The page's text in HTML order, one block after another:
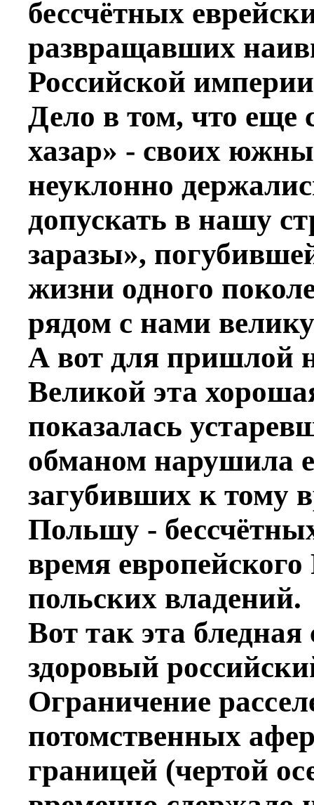
бессчётных
развращавших
Российской
Дело в том, что еще
хазар» - своих
неуклонно
допускать в нашу
заразы»,
жизни одного
рядом с нами
А вот для пришлой
Великой эта
показалась
обманом нарушила
загубивших к тому
Польшу -
время
польских владений.
Вот так эта
здоровый
Ограничение
потомственных
границей (чертой